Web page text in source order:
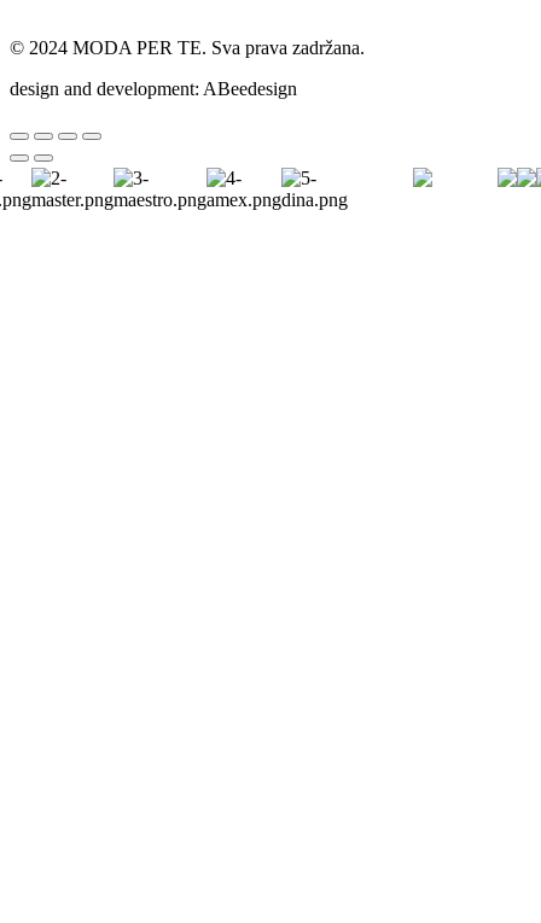
© 2024 MODA PER TE. Sva prava zadržana.
design and development: ABeedesign